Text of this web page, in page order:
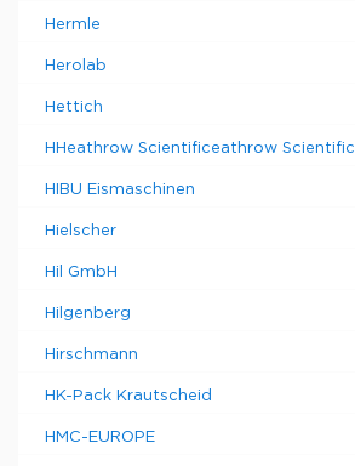
Hermle
Herolab
Hettich
HHeathrow Scientificeathrow Scientific
HIBU Eismaschinen
Hielscher
Hil GmbH
Hilgenberg
Hirschmann
HK-Pack Krautscheid
HMC-EUROPE